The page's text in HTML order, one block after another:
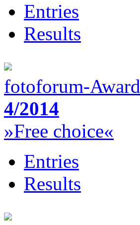
Entries
Results
fotoforum-Award
4/2014
»Free choice«
Entries
Results